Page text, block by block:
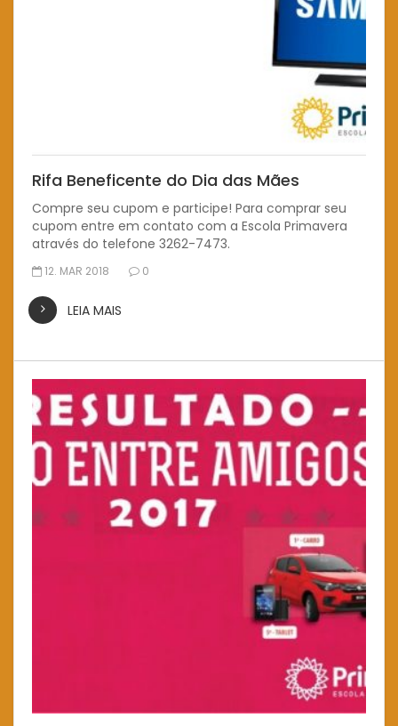
Rifa Beneficente do Dia das Mães
Compre seu cupom e participe! Para comprar seu
cupom entre em contato com a Escola Primavera
através do telefone 3262-7473.
12. MAR 2018 0
LEIA MAIS